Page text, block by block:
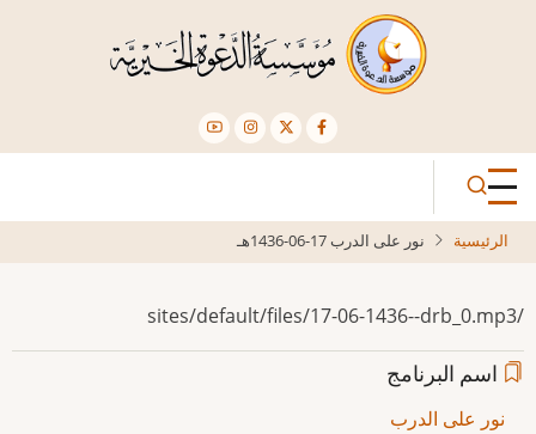
الرئيسية نور على الدرب 17-06-1436هـ
/sites/default/files/17-06-1436--drb_0.mp3
اسم البرنامج
نور على الدرب